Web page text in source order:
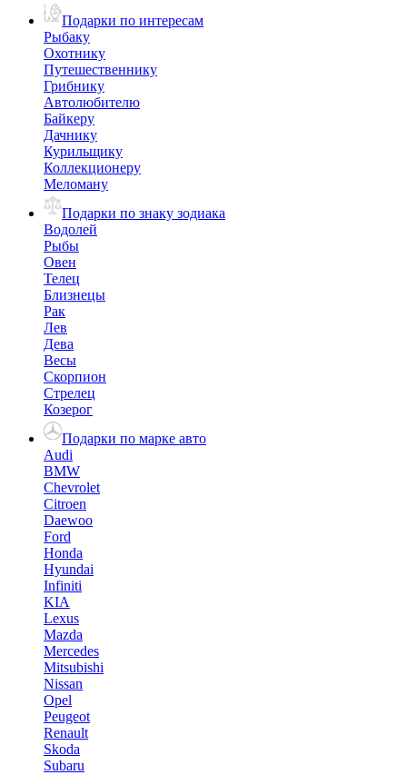
Подарки по интересам
Рыбаку
Охотнику
Путешественнику
Грибнику
Автолюбителю
Байкеру
Дачнику
Курильщику
Коллекционеру
Меломану
Подарки по знаку зодиака
Водолей
Рыбы
Овен
Телец
Близнецы
Рак
Лев
Дева
Весы
Скорпион
Стрелец
Козерог
Подарки по марке авто
Audi
BMW
Chevrolet
Citroen
Daewoo
Ford
Honda
Hyundai
Infiniti
KIA
Lexus
Mazda
Mercedes
Mitsubishi
Nissan
Opel
Peugeot
Renault
Skoda
Subaru